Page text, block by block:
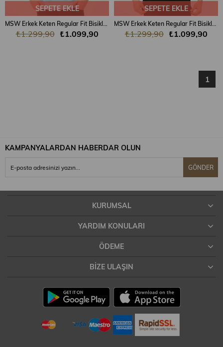
SEPETE EKLE
₺1.099,90
₺1.299,90
SEPETE EKLE
₺1.099,90
₺1.299,90
1
KAMPANYALARDAN HABERDAR OLUN
GÖNDER
KURUMSAL
YARDIM KONULARI
ÖDEME
BIZE ULAŞIN